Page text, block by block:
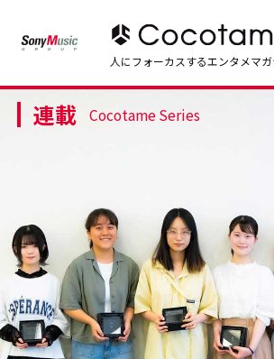
トップ Top
連載一覧 Series
Cocotameとは About
JP EN
人にフォーカスするエンタメマ
連載 Cocotame Series